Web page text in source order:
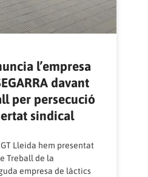
l’empresa
davant
per persecució
sindical
Lleida hem presentat
Treball de la
empresa de làctics